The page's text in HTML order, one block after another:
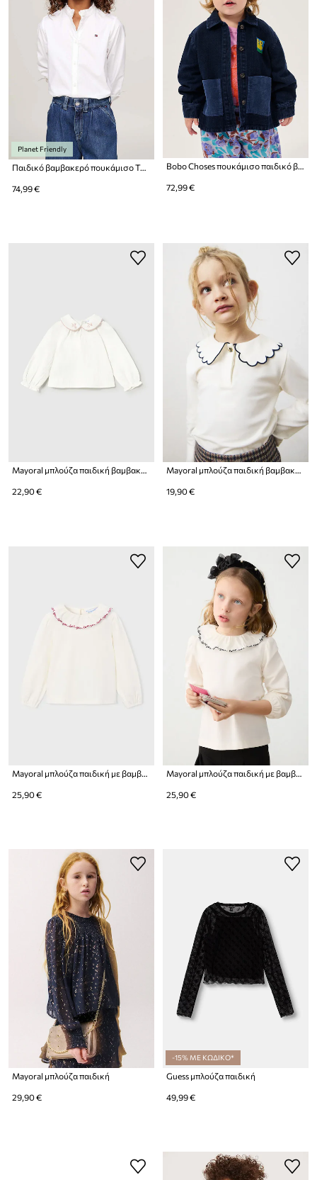
Planet Friendly
Παιδικό βαμβακερό πουκάμισο Tommy Hilfiger
74,99 €
Bobo Choses πουκάμισο παιδικό βαμβακερό
72,99 €
Mayoral μπλούζα παιδική βαμβακερή
22,90 €
Mayoral μπλούζα παιδική βαμβακερή με ελαστάν
19,90 €
25,90 € 25,90 €
Mayoral μπλούζα παιδική
29,90 €
-15% ΜΕ ΚΩΔΙΚΟ*
Guess μπλούζα παιδική
49,99 €